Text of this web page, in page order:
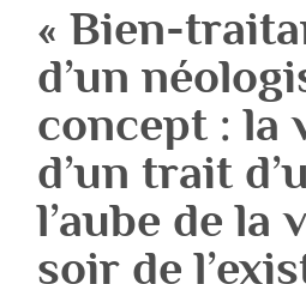
« Bien-
d’un
concept : la
d’un trait
l’aube de la
soir de